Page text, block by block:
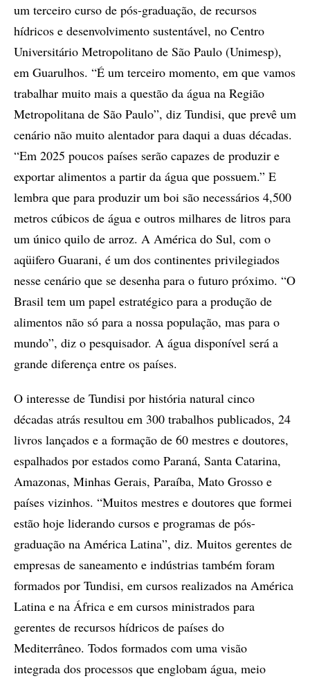
um terceiro curso de pós-graduação, de recursos
hídricos e desenvolvimento sustentável, no Centro
Universitário Metropolitano de São Paulo (Unimesp),
em Guarulhos. “É um terceiro momento, em que vamos
trabalhar muito mais a questão da água na Região
Metropolitana de São Paulo”, diz Tundisi, que prevê um
cenário não muito alentador para daqui a duas décadas.
“Em 2025 poucos países serão capazes de produzir e
exportar alimentos a partir da água que possuem.” E
lembra que para produzir um boi são necessários 4,500
metros cúbicos de água e outros milhares de litros para
um único quilo de arroz. A América do Sul, com o
aqüifero Guarani, é um dos continentes privilegiados
nesse cenário que se desenha para o futuro próximo. “O
Brasil tem um papel estratégico para a produção de
alimentos não só para a nossa população, mas para o
mundo”, diz o pesquisador. A água disponível será a
grande diferença entre os países.
O interesse de Tundisi por história natural cinco
décadas atrás resultou em 300 trabalhos publicados, 24
livros lançados e a formação de 60 mestres e doutores,
espalhados por estados como Paraná, Santa Catarina,
Amazonas, Minhas Gerais, Paraíba, Mato Grosso e
países vizinhos. “Muitos mestres e doutores que formei
estão hoje liderando cursos e programas de pós-
graduação na América Latina”, diz. Muitos gerentes de
empresas de saneamento e indústrias também foram
formados por Tundisi, em cursos realizados na América
Latina e na África e em cursos ministrados para
gerentes de recursos hídricos de países do
Mediterrâneo. Todos formados com uma visão
integrada dos processos que englobam água, meio